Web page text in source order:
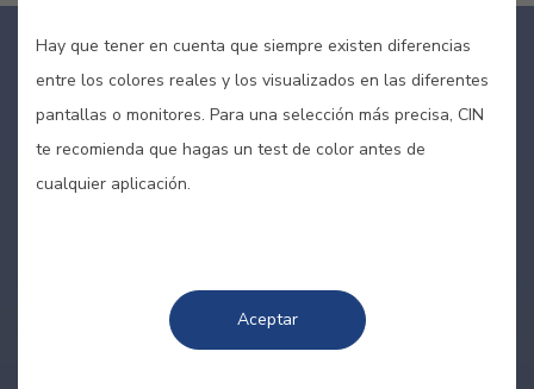
Hay que tener en cuenta que siempre existen diferencias
entre los colores reales y los visualizados en las diferentes
pantallas o monitores. Para una selección más precisa, CIN
te recomienda que hagas un test de color antes de
cualquier aplicación.
Aceptar